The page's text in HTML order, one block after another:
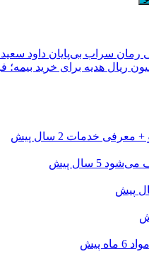
رمان سراب بی‌پایان داود
ریال هدیه برای خرید
+ معرفی خدمات 2 سال پیش
می‌شود 5 سال پیش
6 ماه پیش